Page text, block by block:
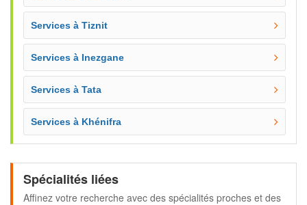
Services à Tiznit
Services à Inezgane
Services à Tata
Services à Khénifra
Spécialités liées
Affinez votre recherche avec des spécialités proches et des